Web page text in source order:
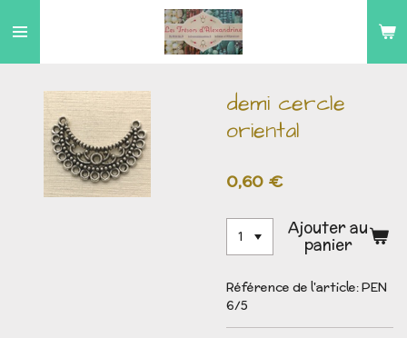
au
demi cercle
oriental
0,60 €
Ajouter au
panier
Référence de l'article:PEN
6/5